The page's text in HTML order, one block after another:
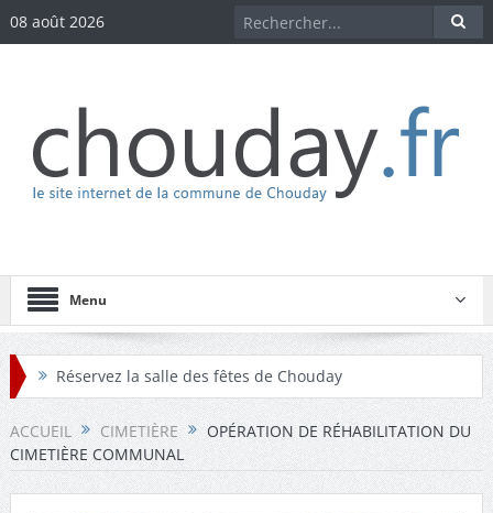
08 août 2026
Menu
Réservez la salle des fêtes de Chouday
Réservez la maison des associations de Chouday
Téléchargez les comptes-rendus des conseils
municipaux de Chouday
ACCUEIL CIMETIÈRE
OPÉRATION DE RÉHABILITATION DU
CIMETIÈRE COMMUNAL